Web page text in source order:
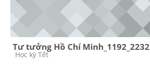
Tư tưởng Hồ Chí Minh_1192_2232
Course category
Học kỳ Tết